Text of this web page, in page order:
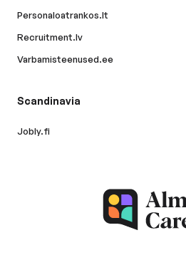
Personaloatrankos.lt
Recruitment.lv
Varbamisteenused.ee
Scandinavia
Jobly.fi